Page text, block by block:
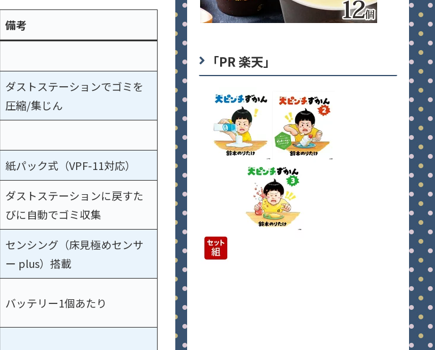
備考
ダストステーションでゴミを
圧縮/集じん
紙パック式（VPF-11対応）
ダストステーションに戻すた
びに自動でゴミ収集
センシング（床見極めセンサ
ー plus）搭載
バッテリー1個あたり
「PR 楽天」